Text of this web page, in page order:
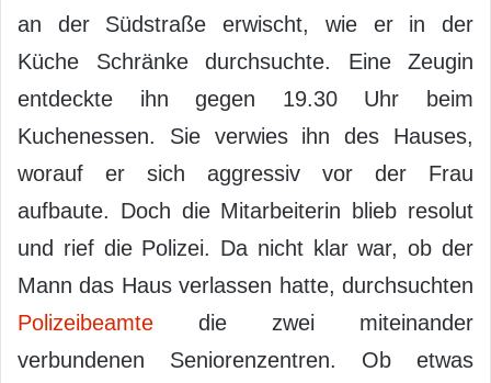
an der Südstraße erwischt, wie er in der
Küche Schränke durchsuchte. Eine Zeugin
entdeckte ihn gegen 19.30 Uhr beim
Kuchenessen. Sie verwies ihn des Hauses,
worauf er sich aggressiv vor der Frau
aufbaute. Doch die Mitarbeiterin blieb resolut
und rief die Polizei. Da nicht klar war, ob der
Mann das Haus verlassen hatte, durchsuchten
Polizeibeamte die zwei miteinander
verbundenen Seniorenzentren. Ob etwas